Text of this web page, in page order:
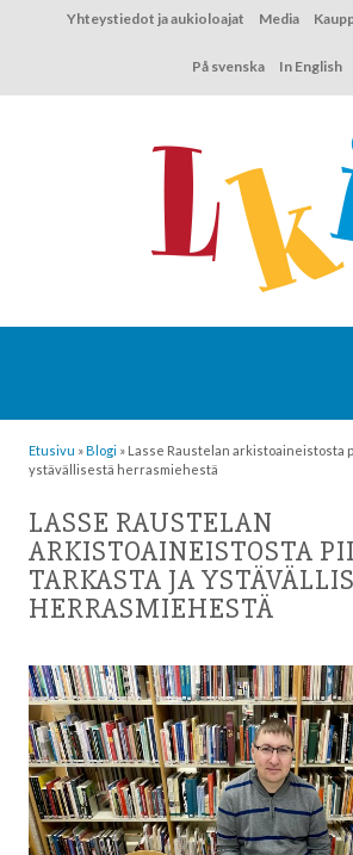
Yhteystiedot ja aukioloajat Media
På svenska In English
Etusivu »Blogi » Lasse Raustelan arkistoaineistosta
ystävällisestä herrasmiehestä
LASSE RAUSTELAN
ARKISTOAINEISTOSTA
TARKASTA JA
HERRASMIEHESTÄ